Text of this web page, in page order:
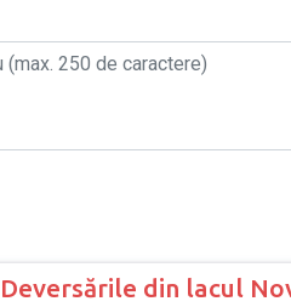
Deversările din lacul